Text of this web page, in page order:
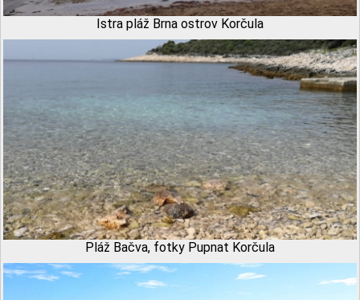
Istra pláž Brna ostrov Korčula
Pláž Bačva, fotky Pupnat Korčula